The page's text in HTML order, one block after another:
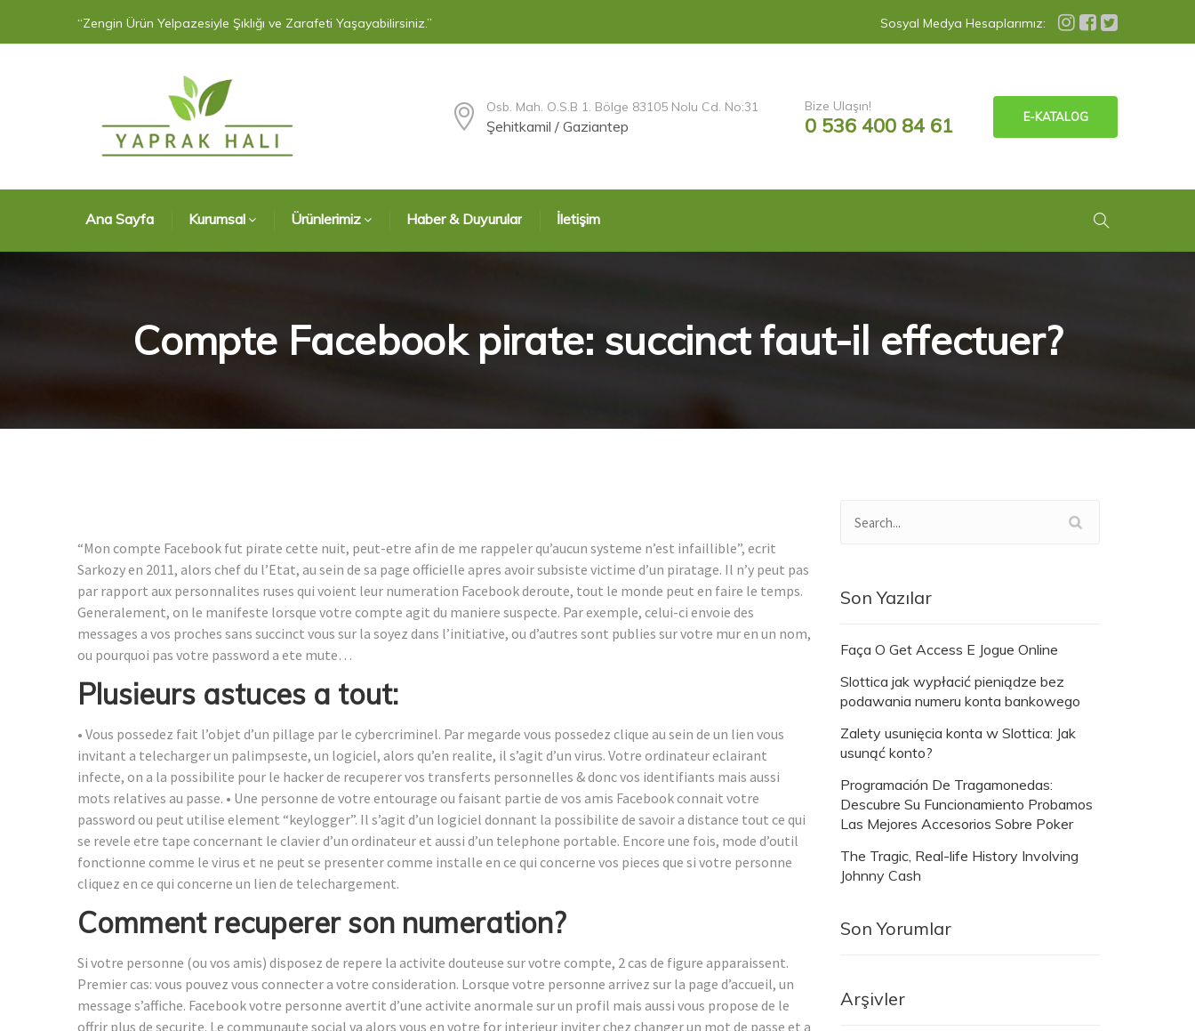
“Zengin Ürün Yelpazesiyle Şıklığı ve Zarafeti Yaşayabilirsiniz.” Sosyal Medya Hesaplarımız:
Osb. Mah. O.S.B 1. Bölge 83105 Nolu Cd. No:31
Şehitkamil / Gaziantep
Bize Ulaşın!
0 536 400 84 61 E-KATALOG
Ana Sayfa Kurumsal Ürünlerimiz Haber & Duyurular İletişim
Compte Facebook pirate: succinct faut-il effectuer?
“Mon compte Facebook fut pirate cette nuit, peut-etre afin de me rappeler qu’aucun systeme n’est infaillible”, ecrit
Sarkozy en 2011, alors chef du l’Etat, au sein de sa page officielle apres avoir subsiste victime d’un piratage. Il n’y peut pas
par rapport aux personnalites ruses qui voient leur numeration Facebook deroute, tout le monde peut en faire le temps.
Generalement, on le manifeste lorsque votre compte agit du maniere suspecte. Par exemple, celui-ci envoie des
messages a vos proches sans succinct vous sur la soyez dans l’initiative, ou d’autres sont publies sur votre mur en un nom,
ou pourquoi pas votre password a ete mute…
Plusieurs astuces a tout:
• Vous possedez fait l’objet d’un pillage par le cybercriminel. Par megarde vous possedez clique au sein de un lien vous
invitant a telecharger un palimpseste, un logiciel, alors qu’en realite, il s’agit d’un virus. Votre ordinateur eclairant
infecte, on a la possibilite pour le hacker de recuperer vos transferts personnelles & donc vos identifiants mais aussi
mots relatives au passe. • Une personne de votre entourage ou faisant partie de vos amis Facebook connait votre
password ou peut utilise element “keylogger”. Il s’agit d’un logiciel donnant la possibilite de savoir a distance tout ce qui
se revele etre tape concernant le clavier d’un ordinateur et aussi d’un telephone portable. Encore une fois, mode d’outil
fonctionne comme le virus et ne peut se presenter comme installe en ce qui concerne vos pieces que si votre personne
cliquez en ce qui concerne un lien de telechargement.
Comment recuperer son numeration?
Si votre personne (ou vos amis) disposez de repere la activite douteuse sur votre compte, 2 cas de figure apparaissent.
Premier cas: vous pouvez vous connecter a votre consideration. Lorsque votre personne arrivez sur la page d’accueil, un
message s’affiche. Facebook votre personne avertit d’une activite anormale sur un profil mais aussi vous propose de le
offrir plus de securite. Le communaute social va alors vous en votre for interieur inviter chez changer un mot de passe et a
Son Yazılar
Faça O Get Access E Jogue Online
Slottica jak wypłacić pieniądze bez
podawania numeru konta bankowego
Zalety usunięcia konta w Slottica: Jak
usunąć konto?
Programación De Tragamonedas:
Descubre Su Funcionamiento Probamos
Las Mejores Accesorios Sobre Poker
The Tragic, Real-life History Involving
Johnny Cash
Son Yorumlar
Arşivler